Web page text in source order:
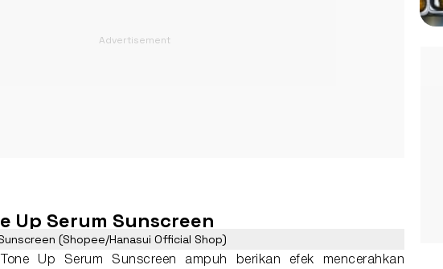
Up Serum Sunscreen
(Shopee/Hanasui Official Shop)
Up Serum Sunscreen ampuh berikan efek mencerahkan